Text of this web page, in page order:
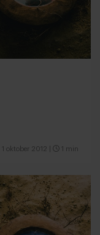
1 oktober 2012 1 min